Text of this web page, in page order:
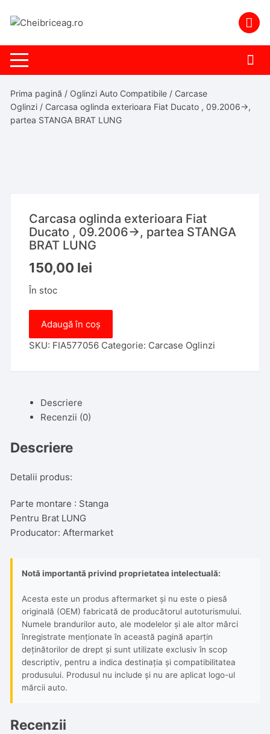
Prima pagină / Oglinzi Auto Compatibile / Carcase
Oglinzi / Carcasa oglinda exterioara Fiat Ducato , 09.2006->,
partea STANGA BRAT LUNG
Carcasa oglinda exterioara Fiat
Ducato , 09.2006->, partea STANGA
BRAT LUNG
150,00 lei
În stoc
Carcasa
oglinda
,
09.2006-
partea
BRAT
Adaugă în coș
SKU: FIA577056 Categorie: Carcase Oglinzi
Descriere
Recenzii (0)
Descriere
Detalii produs:
Parte montare : Stanga
Pentru Brat LUNG
Producator: Aftermarket
Notă importantă privind proprietatea intelectuală:
Acesta este un produs aftermarket și nu este o piesă
originală (OEM) fabricată de producătorul autoturismului.
Numele brandurilor auto, ale modelelor și ale altor mărci
înregistrate menționate în această pagină aparțin
deținătorilor de drept și sunt utilizate exclusiv în scop
descriptiv, pentru a indica destinația și compatibilitatea
produsului. Produsul nu include și nu are aplicat logo-ul
mărcii auto.
Recenzii